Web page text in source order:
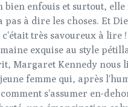
bien enfouis et surtout,
pas à dire les choses. Et
très savoureux à lire
exquise au style
Margaret Kennedy nous
femme qui, après
s'assumer en-